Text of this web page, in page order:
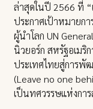
ล่าสุดในปี 2566 ที่
ประกาศเป้าหมายก
ผู้นำโลก UN
นิวยอร์ก สหรัฐอเม
ประเทศไทยสู่การพั
(Leave no one
เป็นทศวรรษแห่งกา